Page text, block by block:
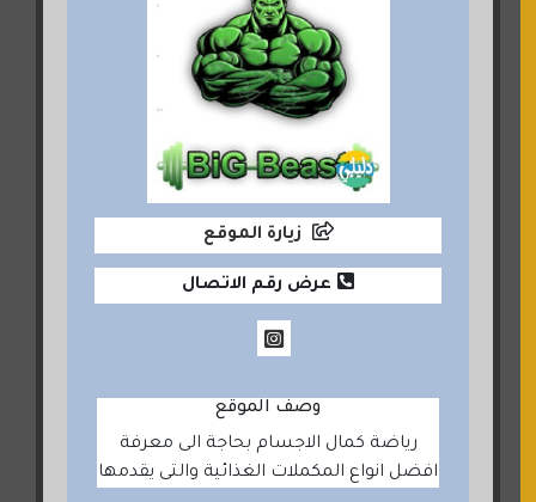
زيارة الموقع
عرض رقم الاتصال
وصف الموقع
رياضة كمال الاجسام بحاجة الى معرفة
افضل انواع المكملات الغذائية والتى يقدمها